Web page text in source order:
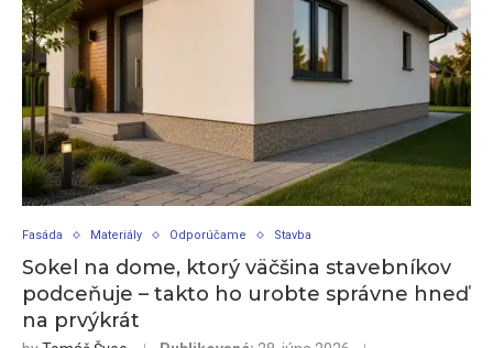
Fasáda Materiály Odporúčame Stavba
Sokel na dome, ktorý väčšina stavebníkov
podceňuje – takto ho urobte správne hneď
na prvýkrát